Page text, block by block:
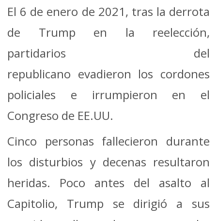
El 6 de enero de 2021, tras la derrota
de Trump en la reelección,
partidarios del
republicano evadieron los cordones
policiales e irrumpieron en el
Congreso de EE.UU.
Cinco personas fallecieron durante
los disturbios y decenas resultaron
heridas. Poco antes del asalto al
Capitolio, Trump se dirigió a sus